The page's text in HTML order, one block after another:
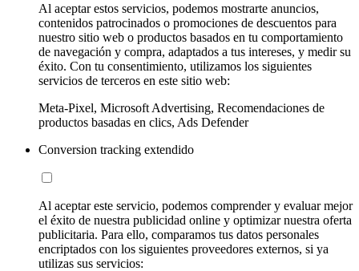
Al aceptar estos servicios, podemos mostrarte anuncios,
contenidos patrocinados o promociones de descuentos para
nuestro sitio web o productos basados en tu comportamiento
de navegación y compra, adaptados a tus intereses, y medir su
éxito. Con tu consentimiento, utilizamos los siguientes
servicios de terceros en este sitio web:
Meta-Pixel, Microsoft Advertising, Recomendaciones de
productos basadas en clics, Ads Defender
Conversion tracking extendido
Al aceptar este servicio, podemos comprender y evaluar mejor
el éxito de nuestra publicidad online y optimizar nuestra oferta
publicitaria. Para ello, comparamos tus datos personales
encriptados con los siguientes proveedores externos, si ya
utilizas sus servicios: